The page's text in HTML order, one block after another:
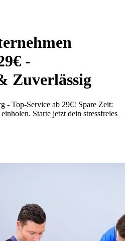
-
Zuverlässig
- Top-Service ab 29€! Spare Zeit:
Starte jetzt dein stressfreies